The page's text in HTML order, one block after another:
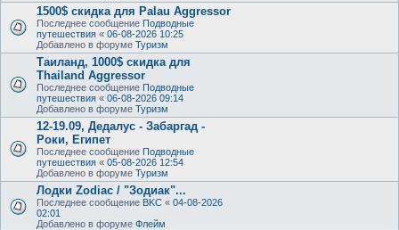
1500$ скидка для Palau Aggressor
Последнее сообщение Подводные
путешествия « 06-08-2026 10:25
Добавлено в форуме Туризм
Таиланд, 1000$ скидка для
Thailand Aggressor
Последнее сообщение Подводные
путешествия « 06-08-2026 09:14
Добавлено в форуме Туризм
12-19.09, Дедалус - Забаргад -
Роки, Египет
Последнее сообщение Подводные
путешествия « 05-08-2026 12:54
Добавлено в форуме Туризм
Лодки Zodiac / "Зодиак"...
Последнее сообщение BKC « 04-08-2026
02:01
Добавлено в форуме Флейм